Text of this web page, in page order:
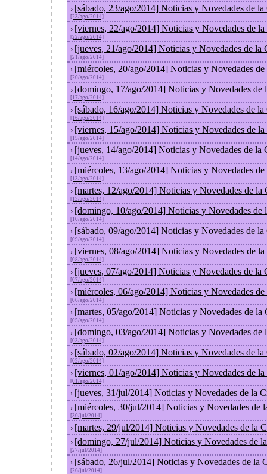
› [sábado, 23/ago/2014] Noticias y Novedades de
[23/ago/2014]
› [viernes, 22/ago/2014] Noticias y Novedades de
[22/ago/2014]
› [jueves, 21/ago/2014] Noticias y Novedades de la
[21/ago/2014]
› [miércoles, 20/ago/2014] Noticias y Novedades
[20/ago/2014]
› [domingo, 17/ago/2014] Noticias y Novedades de
[17/ago/2014]
› [sábado, 16/ago/2014] Noticias y Novedades de
[16/ago/2014]
› [viernes, 15/ago/2014] Noticias y Novedades de
[15/ago/2014]
› [jueves, 14/ago/2014] Noticias y Novedades de la
[14/ago/2014]
› [miércoles, 13/ago/2014] Noticias y Novedades
[13/ago/2014]
› [martes, 12/ago/2014] Noticias y Novedades de la
[12/ago/2014]
› [domingo, 10/ago/2014] Noticias y Novedades de
[10/ago/2014]
› [sábado, 09/ago/2014] Noticias y Novedades de
[09/ago/2014]
› [viernes, 08/ago/2014] Noticias y Novedades de
[08/ago/2014]
› [jueves, 07/ago/2014] Noticias y Novedades de la
[07/ago/2014]
› [miércoles, 06/ago/2014] Noticias y Novedades
[06/ago/2014]
› [martes, 05/ago/2014] Noticias y Novedades de la
[05/ago/2014]
› [domingo, 03/ago/2014] Noticias y Novedades de
[03/ago/2014]
› [sábado, 02/ago/2014] Noticias y Novedades de
[02/ago/2014]
› [viernes, 01/ago/2014] Noticias y Novedades de
[01/ago/2014]
› [jueves, 31/jul/2014] Noticias y Novedades de la
› [miércoles, 30/jul/2014] Noticias y Novedades de
[30/jul/2014]
› [martes, 29/jul/2014] Noticias y Novedades de la
› [domingo, 27/jul/2014] Noticias y Novedades de
[27/jul/2014]
› [sábado, 26/jul/2014] Noticias y Novedades de la
[26/jul/2014]